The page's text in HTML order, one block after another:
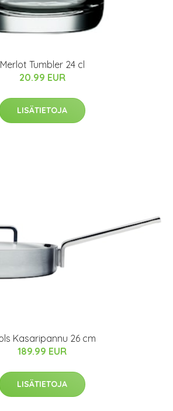
Merlot Tumbler 24 cl
20.99 EUR
LISÄTIETOJA
Kasaripannu 26 cm
189.99 EUR
LISÄTIETOJA